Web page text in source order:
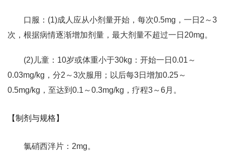
口服：(1)成人应从小剂量开始，每次0.5mg，一日2～3
次，根据病情逐渐增加剂量，最大剂量不超过一日20mg。
(2)儿童：10岁或体重小于30kg：开始一日0.01～
0.03mg/kg，分2～3次服用；以后每3日增加0.25～
0.5mg/kg，至达到0.1～0.3mg/kg，疗程3～6月。
【制剂与规格】
氯硝西泮片：2mg。